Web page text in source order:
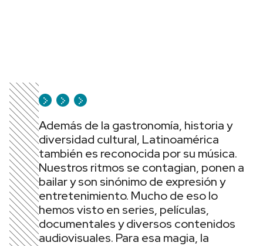
Además de la gastronomía, historia y
diversidad cultural, Latinoamérica
también es reconocida por su música.
Nuestros ritmos se contagian, ponen a
bailar y son sinónimo de expresión y
entretenimiento. Mucho de eso lo
hemos visto en series, películas,
documentales y diversos contenidos
audiovisuales. Para esa magia, la